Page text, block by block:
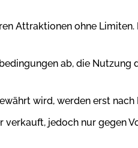
Attraktionen ohne
ab, die
wird, werden erst
jedoch nur gegen